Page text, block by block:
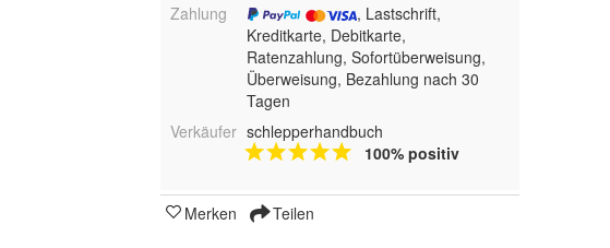
Zahlung
, Lastschrift,
Kreditkarte, Debitkarte,
Ratenzahlung, Sofortüberweisung,
Überweisung, Bezahlung nach 30
Tagen
Verkäufer schlepperhandbuch
100% positiv
Merken Teilen